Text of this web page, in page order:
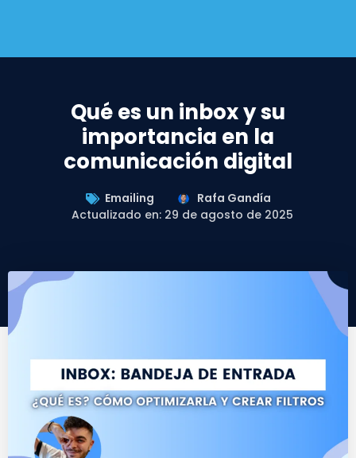
Qué es un inbox y su
importancia en la
comunicación digital
Emailing
Rafa Gandía
Actualizado en: 29 de agosto de 2025